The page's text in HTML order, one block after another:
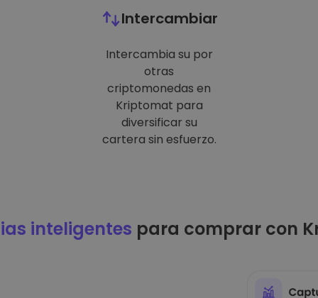
Intercambiar
Intercambia su por
otras
criptomonedas en
Kriptomat para
diversificar su
cartera sin esfuerzo.
inteligentes para comprar con